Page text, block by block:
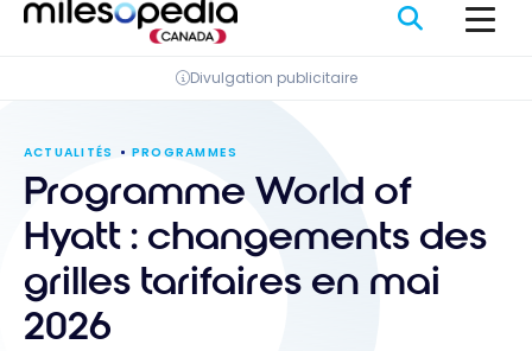
Divulgation publicitaire
ACTUALITÉS PROGRAMMES
Programme World of
Hyatt : changements des
grilles tarifaires en mai
2026